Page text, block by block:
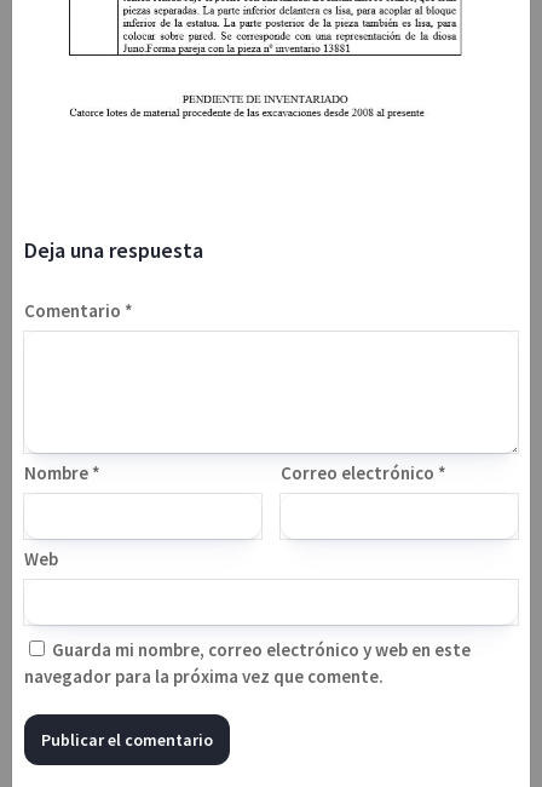
Deja una respuesta
Comentario *
Nombre * Correo electrónico *
Web
Guarda mi nombre, correo electrónico y web en este
navegador para la próxima vez que comente.